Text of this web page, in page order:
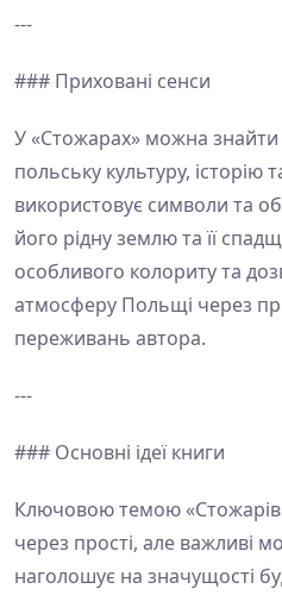
---
### Приховані сенси
У «Стожарах» можна знайти
польську культуру, історію
використовує символи та
його рідну землю та її
особливого колориту та
атмосферу Польщі через
переживань автора.
---
### Основні ідеї книги
Ключовою темою
через прості, але важливі
наголошує на значущості